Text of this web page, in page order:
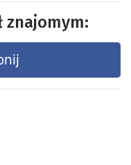
znajomym: